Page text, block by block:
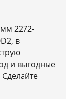
2272-
в
и выгодные